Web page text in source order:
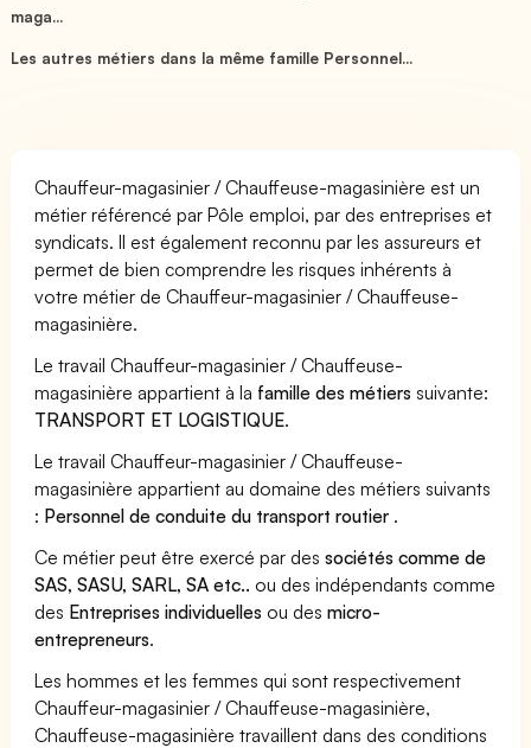
maga...
Les autres métiers dans la même famille Personnel...
Chauffeur-magasinier / Chauffeuse-magasinière est un
métier référencé par Pôle emploi, par des entreprises et
syndicats. Il est également reconnu par les assureurs et
permet de bien comprendre les risques inhérents à
votre métier de Chauffeur-magasinier / Chauffeuse-
magasinière.
Le travail Chauffeur-magasinier / Chauffeuse-
magasinière appartient à la famille des métiers suivante:
TRANSPORT ET LOGISTIQUE.
Le travail Chauffeur-magasinier / Chauffeuse-
magasinière appartient au domaine des métiers suivants
: Personnel de conduite du transport routier .
Ce métier peut être exercé par dessociétés comme de
SAS, SASU, SARL, SA etc.. ou des indépendants comme
des Entreprises individuelles ou desmicro-
entrepreneurs.
Les hommes et les femmes qui sont respectivement
Chauffeur-magasinier / Chauffeuse-magasinière,
Chauffeuse-magasinière travaillent dans des conditions